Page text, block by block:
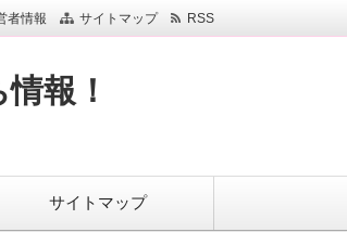
者情報 サイトマップ RSS
報！
サイトマップ